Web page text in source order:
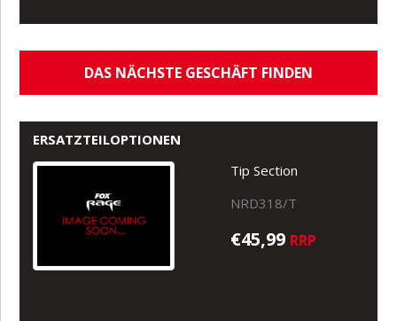
DAS NÄCHSTE GESCHÄFT FINDEN
ERSATZTEILOPTIONEN
Tip Section
NRD318/T
€45,99 RRP